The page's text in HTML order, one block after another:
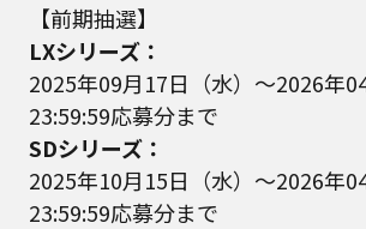
【前期抽選】
LXシリーズ：
2025年09月17日（水）～2026年
23:59:59応募分まで
SDシリーズ：
2025年10月15日（水）～2026年
23:59:59応募分まで